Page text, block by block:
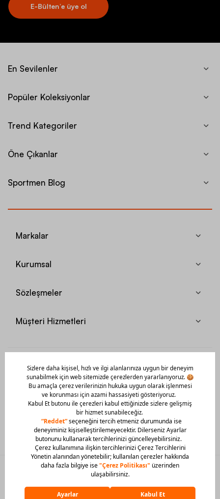
E-Bülten’e üye ol
En Sevilenler
Popüler Koleksiyonlar
Trend Kategoriler
Öne Çıkanlar
Sportmen Blog
Markalar
Kurumsal
Sözleşmeler
Müşteri Hizmetleri
Mobil Uygulamamızı Hemen İndir!
© 2026 Barcin Tüm Hakları Saklıdır